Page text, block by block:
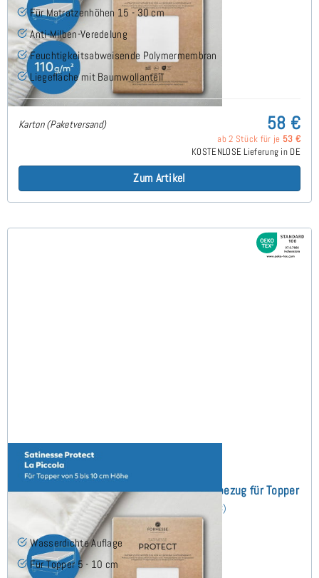
Für Matratzenhöhen 15 - 30 cm
Anti-Milben-Veredelung
Feuchtigkeitsabweisende Polymermembran
Liegefläche mit Baumwollanteil
Karton (Paketversand) 58 €
ab 2 Stück für je 53 €
KOSTENLOSE Lieferung in DE
Zum Artikel
Satinesse Protect Wasserdichter Schonbezug für Topper
85x200 cm
(8)
Wasserdichte Auflage
Für Topper 5 - 10 cm